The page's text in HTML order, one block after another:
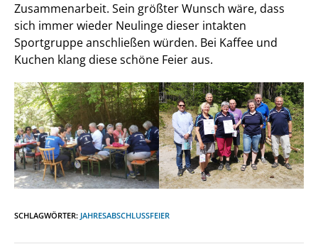
Zusammenarbeit. Sein größter Wunsch wäre, dass
sich immer wieder Neulinge dieser intakten
Sportgruppe anschließen würden. Bei Kaffee und
Kuchen klang diese schöne Feier aus.
SCHLAGWÖRTER: JAHRESABSCHLUSSFEIER